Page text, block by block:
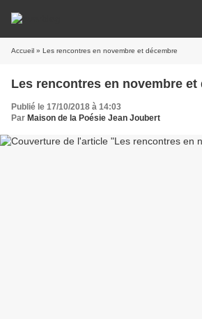
Accueil » Les rencontres en novembre et décembre
Les rencontres en novembre et
Publié le 17/10/2018 à 14:03
Par Maison de la Poésie Jean Joubert